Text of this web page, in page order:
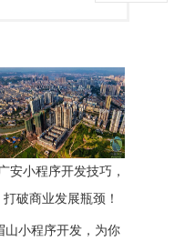
安小程序开发技巧，
打破商业发展瓶颈！
山小程序开发，为你